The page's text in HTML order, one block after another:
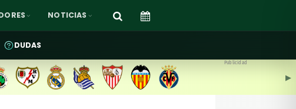
NOTICIAS
DUDAS
▶︎
Publicidad